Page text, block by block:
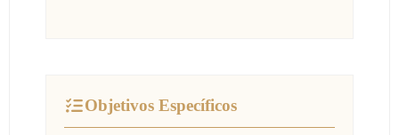
Objetivos Específicos